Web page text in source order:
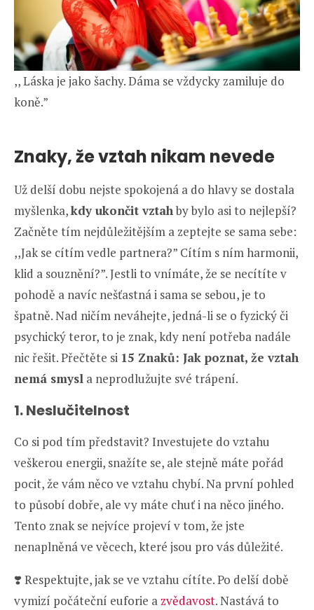
,, Láska je jako šachy. Dáma se vždycky zamiluje do
koně.”
Znaky, že vztah nikam nevede
Už delší dobu nejste spokojená a do hlavy se dostala
myšlenka,kdy ukončit vztahby bylo asi to nejlepší?
Začněte tím nejdůležitějším a zeptejte se sama sebe:
,,Jak se cítím vedle partnera?” Cítím s ním harmonii,
klid a souznění?”. Jestli to vnímáte, že se necítíte v
pohodě a navíc nešťastná i sama se sebou, je to
špatně. Nad ničím neváhejte, jedná-li se o fyzický či
psychický teror, to je znak, kdy není potřeba nadále
nic řešit. Přečtěte si 15 Znaků: Jak poznat, že vztah
nemá smysl a neprodlužujte své trápení.
1. Neslučitelnost
Co si pod tím představit? Investujete do vztahu
veškerou energii, snažíte se, ale stejně máte pořád
pocit, že vám něco ve vztahu chybí. Na první pohled
to působí dobře, ale vy máte chuť i na něco jiného.
Tento znak se nejvíce projeví v tom, že jste
nenaplněná ve věcech, které jsou pro vás důležité.
❣️ Respektujte, jak se ve vztahu cítíte. Po delší době
vymizí počáteční euforie a zvědavost. Nastává to